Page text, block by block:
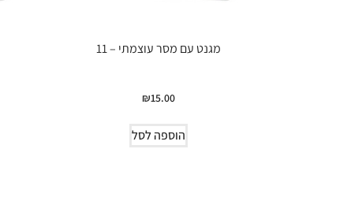
מגנט עם מסר עוצמתי – 11
₪15.00
הוספה לסל